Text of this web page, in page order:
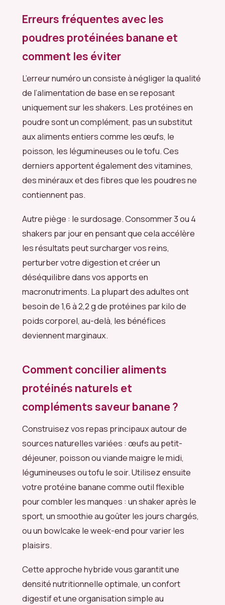
Erreurs fréquentes avec les
poudres protéinées banane et
comment les éviter
L’erreur numéro un consiste à négliger la qualité
de l’alimentation de base en se reposant
uniquement sur les shakers. Les protéines en
poudre sont un complément, pas un substitut
aux aliments entiers comme les œufs, le
poisson, les légumineuses ou le tofu. Ces
derniers apportent également des vitamines,
des minéraux et des fibres que les poudres ne
contiennent pas.
Autre piège : le surdosage. Consommer 3 ou 4
shakers par jour en pensant que cela accélère
les résultats peut surcharger vos reins,
perturber votre digestion et créer un
déséquilibre dans vos apports en
macronutriments. La plupart des adultes ont
besoin de 1,6 à 2,2 g de protéines par kilo de
poids corporel, au-delà, les bénéfices
deviennent marginaux.
Comment concilier aliments
protéinés naturels et
compléments saveur banane ?
Construisez vos repas principaux autour de
sources naturelles variées : œufs au petit-
déjeuner, poisson ou viande maigre le midi,
légumineuses ou tofu le soir. Utilisez ensuite
votre protéine banane comme outil flexible
pour combler les manques : un shaker après le
sport, un smoothie au goûter les jours chargés,
ou un bowlcake le week-end pour varier les
plaisirs.
Cette approche hybride vous garantit une
densité nutritionnelle optimale, un confort
digestif et une organisation simple au